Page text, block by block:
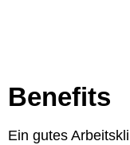
Benefits
Ein gutes